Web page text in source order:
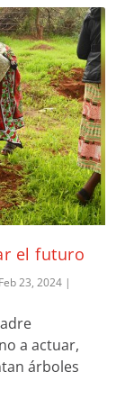
el futuro
Feb 23, 2024 |
a actuar,
árboles